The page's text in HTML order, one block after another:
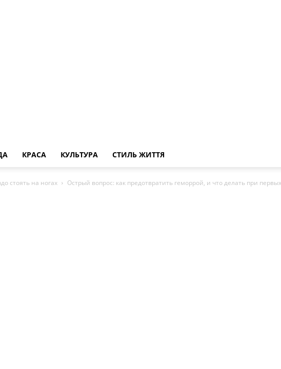
КРАСА КУЛЬТУРА СТИЛЬ ЖИТТЯ
стоять на ногах Острый вопрос: как предотвратить геморрой, и что делать при